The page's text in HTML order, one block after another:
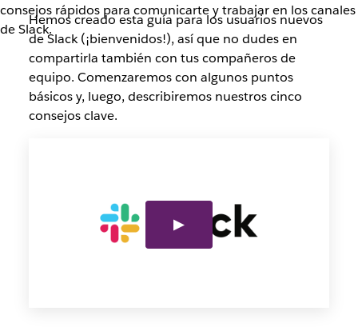
consejos rápidos para comunicarte y trabajar en los canales
de Slack.
Hemos creado esta guía para los usuarios nuevos
de Slack (¡bienvenidos!), así que no dudes en
compartirla también con tus compañeros de
equipo. Comenzaremos con algunos puntos
básicos y, luego, describiremos nuestros cinco
consejos clave.